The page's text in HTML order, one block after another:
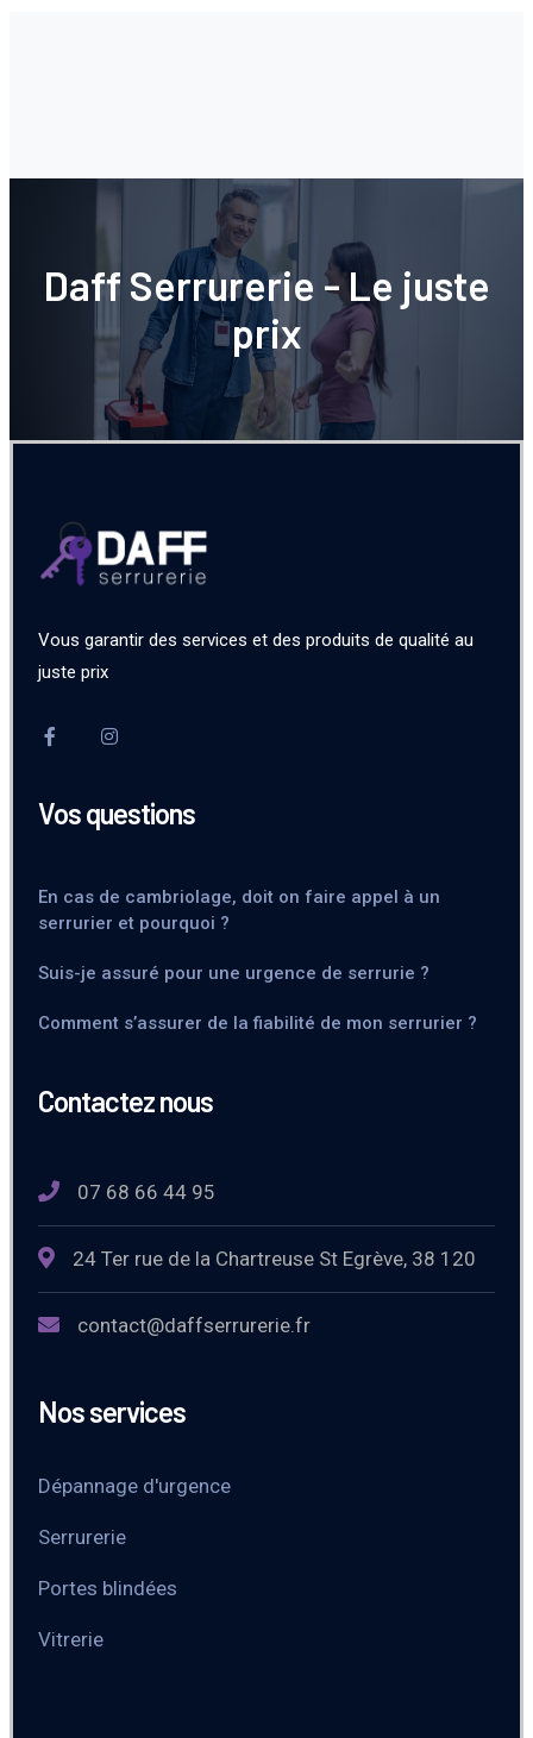
Daff Serrurerie - Le juste
prix
Vous garantir des services et des produits de qualité au
juste prix
Vos questions
En cas de cambriolage, doit on faire appel à un
serrurier et pourquoi ?
Suis-je assuré pour une urgence de serrurie ?
Comment s’assurer de la fiabilité de mon serrurier ?
Contactez nous
07 68 66 44 95
24 Ter rue de la Chartreuse St Egrève, 38 120
contact@daffserrurerie.fr
Nos services
Dépannage d'urgence
Serrurerie
Portes blindées
Vitrerie